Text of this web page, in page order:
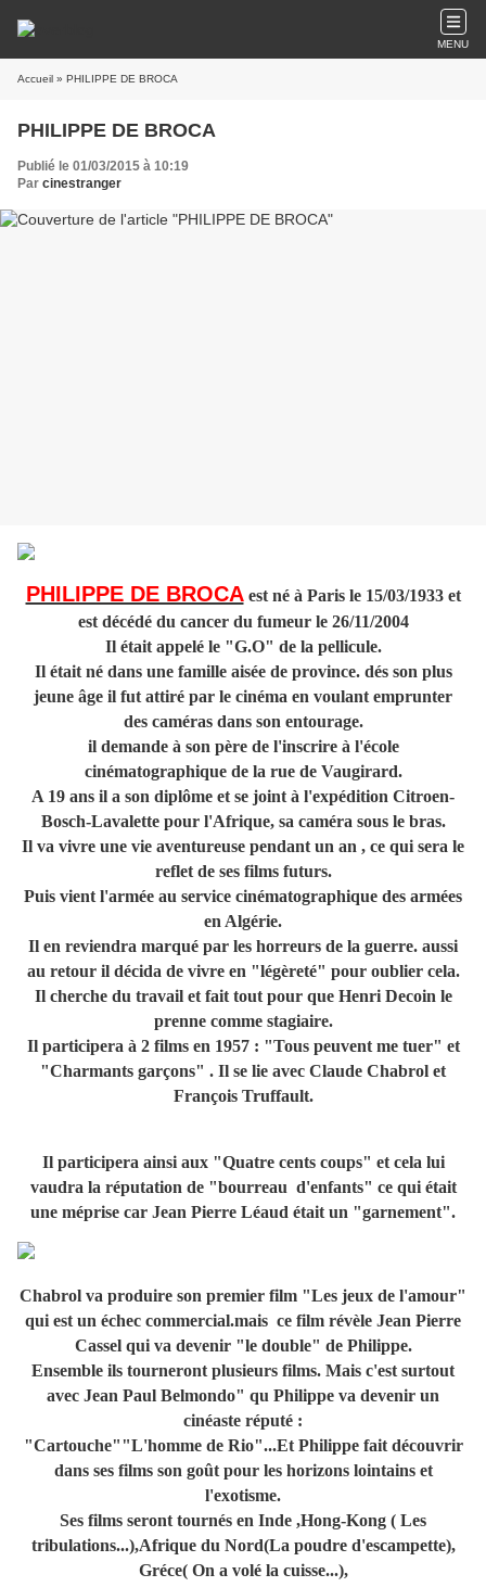
MENU
Accueil » PHILIPPE DE BROCA
PHILIPPE DE BROCA
Publié le 01/03/2015 à 10:19
Par cinestranger
PHILIPPE DE BROCA est né à Paris le 15/03/1933 et
est décédé du cancer du fumeur le 26/11/2004
Il était appelé le "G.O" de la pellicule.
Il était né dans une famille aisée de province. dés son plus
jeune âge il fut attiré par le cinéma en voulant emprunter
des caméras dans son entourage.
il demande à son père de l'inscrire à l'école
cinématographique de la rue de Vaugirard.
A 19 ans il a son diplôme et se joint à l'expédition Citroen-
Bosch-Lavalette pour l'Afrique, sa caméra sous le bras.
Il va vivre une vie aventureuse pendant un an , ce qui sera le
reflet de ses films futurs.
Puis vient l'armée au service cinématographique des armées
en Algérie.
Il en reviendra marqué par les horreurs de la guerre. aussi
au retour il décida de vivre en "légèreté" pour oublier cela.
Il cherche du travail et fait tout pour que Henri Decoin le
prenne comme stagiaire.
Il participera à 2 films en 1957 : "Tous peuvent me tuer" et
"Charmants garçons" . Il se lie avec Claude Chabrol et
François Truffault.
Il participera ainsi aux "Quatre cents coups" et cela lui
vaudra la réputation de "bourreau d'enfants" ce qui était
une méprise car Jean Pierre Léaud était un "garnement".
Chabrol va produire son premier film "Les jeux de l'amour"
qui est un échec commercial.mais ce film révèle Jean Pierre
Cassel qui va devenir "le double" de Philippe.
Ensemble ils tourneront plusieurs films. Mais c'est surtout
avec Jean Paul Belmondo" qu Philippe va devenir un
cinéaste réputé :
"Cartouche""L'homme de Rio"...Et Philippe fait découvrir
dans ses films son goût pour les horizons lointains et
l'exotisme.
Ses films seront tournés en Inde ,Hong-Kong ( Les
tribulations...),Afrique du Nord(La poudre d'escampette),
Gréce( On a volé la cuisse...),